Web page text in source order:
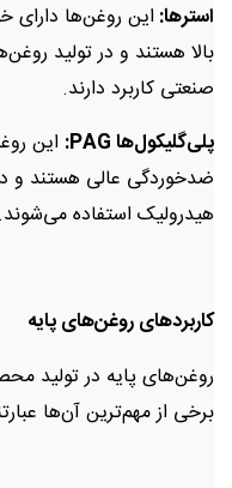
استرها: این روغن‌ها دارای
بالا هستند و در تولید
صنعتی کاربرد دارند.
پلی‌گلیکول‌ها
: این
ضدخوردگی عالی هستند و
هیدرولیک استفاده می‌شوند.
کاربردهای روغن‌های پایه
روغن‌های پایه در تولید
برخی از مهم‌ترین آن‌ها